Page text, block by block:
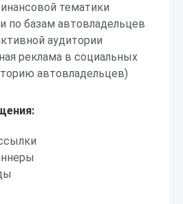
тематики
по базам автовладельцев
аудитории
реклама в социальных
автовладельцев)